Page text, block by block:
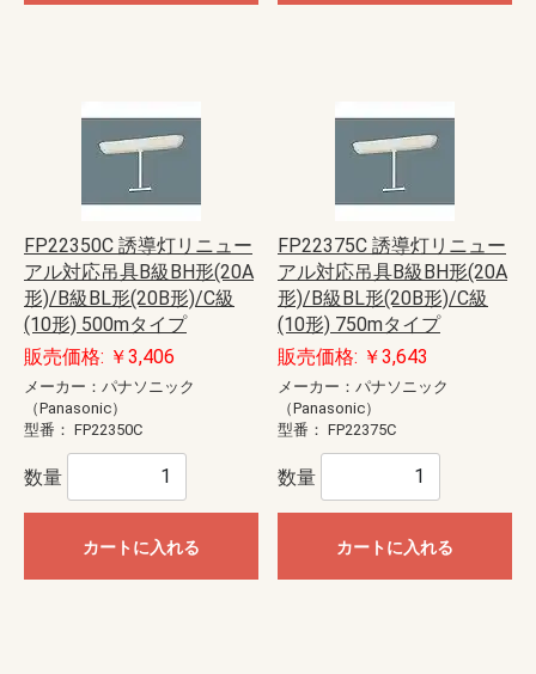
FP22350C 誘導灯リニュー
アル対応吊具B級BH形(20A
形)/B級BL形(20B形)/C級
(10形) 500mタイプ
販売価格: ￥3,406
メーカー：パナソニック
（Panasonic）
型番： FP22350C
数量
カートに入れる
FP22375C 誘導灯リニュー
アル対応吊具B級BH形(20A
形)/B級BL形(20B形)/C級
(10形) 750mタイプ
販売価格: ￥3,643
メーカー：パナソニック
（Panasonic）
型番： FP22375C
数量
カートに入れる